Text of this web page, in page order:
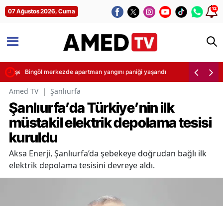
07 Ağustos 2026, Cuma 12
yaptı
Bingöl merkezde apartman yangını paniği yaşandı
Amed TV | Şanlıurfa
Şanlıurfa’da Türkiye’nin ilk
müstakil elektrik depolama tesisi
kuruldu
Aksa Enerji, Şanlıurfa’da şebekeye doğrudan bağlı ilk
elektrik depolama tesisini devreye aldı.